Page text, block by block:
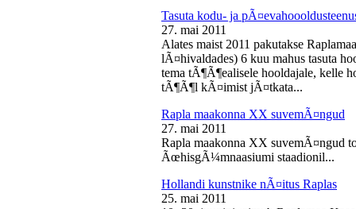
Tasuta kodu- ja
27. mai 2011
Alates maist 2011 pakutakse
lÃ¤hivaldades) 6 kuu mahus tasuta
tema tÃ¶Ã¶ealisele hooldajale, kelle
tÃ¶Ã¶l kÃ¤imist jÃ¤tkata...
Rapla maakonna XX suvemÃ¤ngud
27. mai 2011
Rapla maakonna XX suvemÃ¤ngud
ÃœhisgÃ¼mnaasiumi staadionil...
Hollandi kunstnike nÃ¤itus Raplas
25. mai 2011